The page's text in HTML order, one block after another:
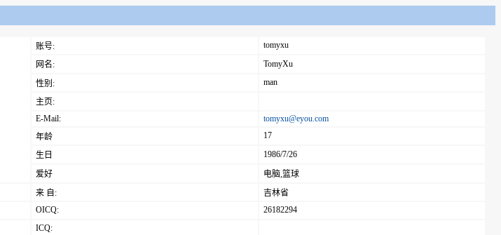
账号:
tomyxu
网名:
TomyXu
性别:
man
主页:
E-Mail:
tomyxu@eyou.com
年龄
17
生日
1986/7/26
爱好
电脑,篮球
来 自:
吉林省
OICQ:
26182294
ICQ: